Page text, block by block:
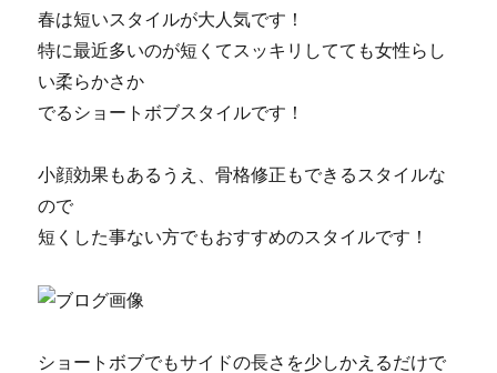
春は短いスタイルが大人気です！
特に最近多いのが短くてスッキリしてても女性らし
い柔らかさか
でるショートボブスタイルです！
小顔効果もあるうえ、骨格修正もできるスタイルな
ので
短くした事ない方でもおすすめのスタイルです！
ショートボブでもサイドの長さを少しかえるだけで